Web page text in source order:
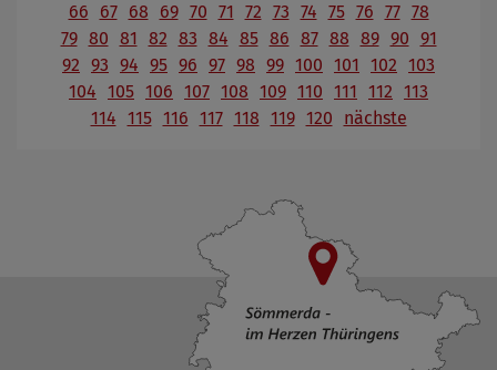
66
67 68 69 70 71 72 73 74 75 76 77 78
79 80 81 82 83 84 85 86 87 88 89 90 91
92 93 94 95 96 97 98 99 100 101 102 103
104 105 106 107 108 109 110 111 112 113
114 115 116 117 118 119 120 nächste